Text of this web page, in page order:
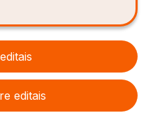
editais